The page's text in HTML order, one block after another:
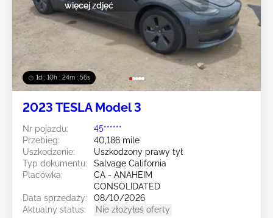
1d : 10h : 24m : 54s
więcej zdjęć
2023 TESLA Model 3
Nr pojazdu:
45******
Przebieg:
40,186 mile
Uszkodzenie:
Uszkodzony prawy tył
Typ dokumentu:
Salvage California
Placówka:
CA - ANAHEIM
CONSOLIDATED
Data sprzedaży:
08/10/2026
Aktualny status:
Nie złożyłeś oferty